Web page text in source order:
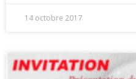
14 octobre 2017